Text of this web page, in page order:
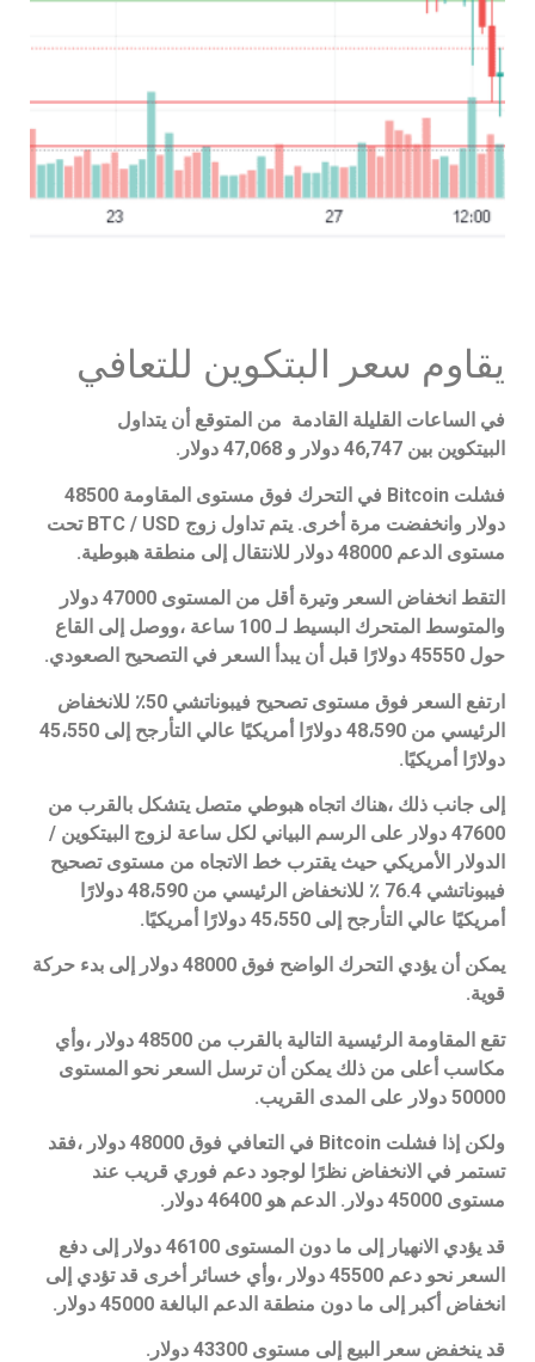
يقاوم سعر البتكوين للتعافي
في الساعات القليلة القادمة من المتوقع أن يتداول
البيتكوين بين 46,747 دولار و 47,068 دولار.
فشلت Bitcoin في التحرك فوق مستوى المقاومة 48500
دولار وانخفضت مرة أخرى. يتم تداول زوج BTC / USD تحت
مستوى الدعم 48000 دولار للانتقال إلى منطقة هبوطية.
التقط انخفاض السعر وتيرة أقل من المستوى 47000 دولار
والمتوسط ​​المتحرك البسيط لـ 100 ساعة ،ووصل إلى القاع
حول 45550 دولارًا قبل أن يبدأ السعر في التصحيح الصعودي.
ارتفع السعر فوق مستوى تصحيح فيبوناتشي 50٪ للانخفاض
الرئيسي من 48،590 دولارًا أمريكيًا عالي التأرجح إلى 45،550
دولارًا أمريكيًا.
إلى جانب ذلك ،هناك اتجاه هبوطي متصل يتشكل بالقرب من
47600 دولار على الرسم البياني لكل ساعة لزوج البيتكوين /
الدولار الأمريكي حيث يقترب خط الاتجاه من مستوى تصحيح
فيبوناتشي 76.4 ٪ للانخفاض الرئيسي من 48،590 دولارًا
أمريكيًا عالي التأرجح إلى 45،550 دولارًا أمريكيًا.
يمكن أن يؤدي التحرك الواضح فوق 48000 دولار إلى بدء حركة
قوية.
تقع المقاومة الرئيسية التالية بالقرب من 48500 دولار ،وأي
مكاسب أعلى من ذلك يمكن أن ترسل السعر نحو المستوى
50000 دولار على المدى القريب.
ولكن إذا فشلت Bitcoin في التعافي فوق 48000 دولار ،فقد
تستمر في الانخفاض نظرًا لوجود دعم فوري قريب عند
مستوى 45000 دولار. الدعم هو 46400 دولار.
قد يؤدي الانهيار إلى ما دون المستوى 46100 دولار إلى دفع
السعر نحو دعم 45500 دولار ،وأي خسائر أخرى قد تؤدي إلى
انخفاض أكبر إلى ما دون منطقة الدعم البالغة 45000 دولار.
قد ينخفض ​​سعر البيع إلى مستوى 43300 دولار.